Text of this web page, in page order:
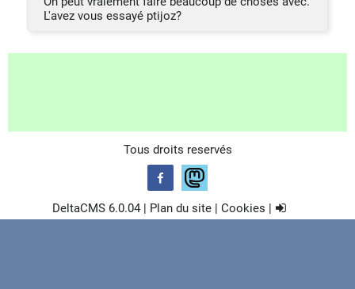
L'avez vous essayé ptijoz?
Tous droits reservés
DeltaCMS 6.0.04 | Plan du site | Cookies |